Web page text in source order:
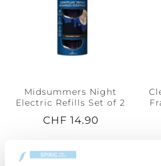
Midsummers Night
Electric Refills Set of 2
CHF 14.90